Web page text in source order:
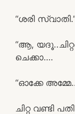
“ശരി
“ആ,
ചെക്കാ….
“ഓക്കേ
ചിറ്റ വണ്ടി